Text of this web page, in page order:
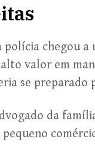
polícia chegou
valor em
se preparado
da